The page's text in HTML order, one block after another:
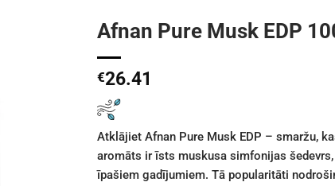
Afnan Pure Musk EDP
€26.41
Atklājiet Afnan Pure Musk EDP – smaržu,
aromāts ir īsts muskusa simfonijas
īpašiem gadījumiem. Tā popularitāti